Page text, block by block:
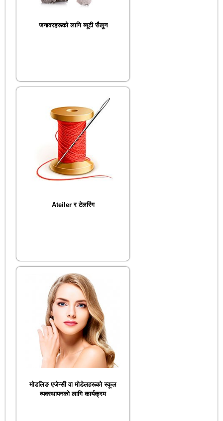
जनावरहरूको लागि ब्यूटी सैलून
Ateiler र टेलरिंग
मोडलिङ एजेन्सी वा मोडेलहरूको स्कूल
व्यवस्थापनको लागि कार्यक्रम